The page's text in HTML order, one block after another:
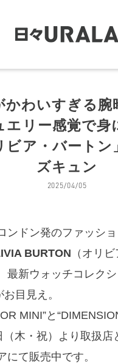
かわいすぎる腕
エリー感覚で身
ビア・バートン
ズキュン
2025/04/05
ンドン発のファッシ
BURTON （オリ
最新ウォッチコレク
目見え。
MINI”と
（木・祝）より取扱店
にて販売中です。